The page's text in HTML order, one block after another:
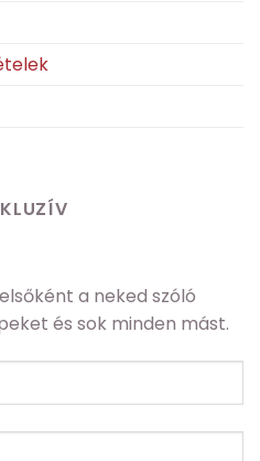
a neked szóló
és sok minden mást.